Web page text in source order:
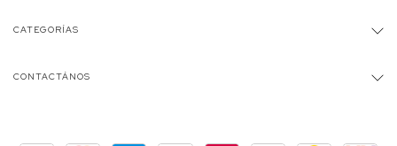
CATEGORÍAS
CONTACTÁNOS